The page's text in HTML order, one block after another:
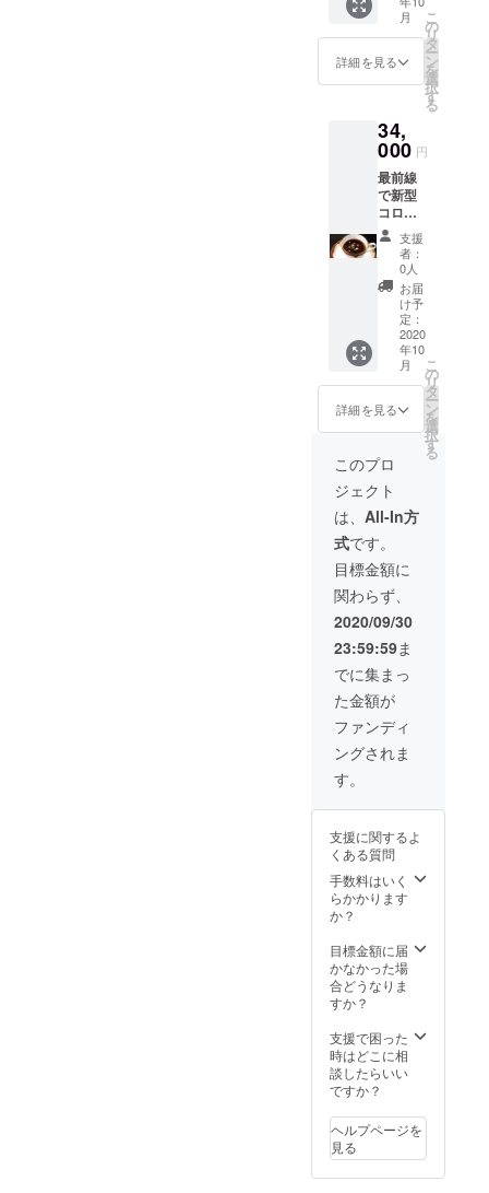
は郵送
させて
す 送
料負担
ん
択して
くださ
コー
ヒーチ
のドリ
ンクに
ご利用
いただ
けます
ただ
し￥430
以上の
ドリン
クは、
￥430と
の差額
分をお
支払い
いただ
※コー
ヒーチ
は郵送
させて
頂きま
す 送
料負担
はござ
いませ
ん
お楽し
みくだ
さい。
※コー
期限は
ござい
ません
※コー
ヒーチ
ケット
は清須
店での
みご利
用いた
だけま
す ※
コー
ヒーチ
ケット
のドリ
ンクに
いただ
けます
ただ
し￥420
ドリン
クは、
￥420と
の差額
分をお
支払い
いただ
きます
※コー
ヒーチ
ケット
は郵送
させて
料負担
はござ
いませ
ん
使用い
ただけ
る￥430
分の
を45枚
ご用意
いたし
まし
た。 バ
リスタ
が一杯
一杯丁
寧に抽
出した
コー
ヒーを
お楽し
みくだ
さい。
※コー
ヒーチ
期限は
ません
※コー
ヒーチ
ケット
は全店
舗共通
ではあ
りませ
で、必
ずご利
用いた
だく店
舗を選
択して
くださ
ヒーチ
ケット
は全て
のドリ
ンクに
ご利用
ただ
し￥430
以上の
￥430と
の差額
分をお
支払い
きます
ヒーチ
ケット
元年金
箔ス
ティッ
クコー
ヒー」
を100本
ます。
■リター
ン：
【珈琲
元年清
須店
コー
ヒーチ
ケット9
枚綴り
×10冊】
珈琲元
年清須
店でご
使用い
ただけ
る￥420
ヒーチ
ケット
を90枚
ご用意
いたし
まし
た。 バ
リスタ
が一杯
一杯丁
寧に抽
出した
コー
ヒーを
お楽し
みくだ
さい。
※コー
の有効
期限は
ござい
ません
※コー
ヒーチ
店での
みご利
用いた
コー
ヒーチ
ケット
は全て
ンクに
ご利用
いただ
けます
月
詳細を見る
こ
の
リ
タ
ー
ン
を
選
択
す
る
34,
000 円
最前線
で新型
コロナ
ウイル
スと闘
う医療
従事者
の方
に、
「珈琲
元年金
箔ス
ティッ
クコー
ヒー」
を100本
寄付し
ます。
■リター
ン：
【珈琲
元年
コー
ヒーチ
ケット9
枚綴り
×10冊】
指定の
珈琲元
年でご
使用い
ただけ
る￥430
分の
ケット
ご用意
いたし
まし
た。 バ
リスタ
一杯丁
寧に抽
出した
コー
お楽し
みくだ
さい。
※コー
ケット
の有効
期限は
ござい
支援
者：
0人
お届
け予
定：
2020
年10
月
詳細を見る
こ
の
リ
タ
ー
ン
を
選
択
す
る
このプロ
ジェクト
は、 All-In方
式です。
目標金額に
関わらず、
2020/09/30
23:59:59ま
でに集まっ
た金額が
ファンディ
ングされま
す。
支援に関するよ
くある質問
手数料はいく
らかかります
か？
目標金額に届
かなかった場
合どうなりま
すか？
支援で困った
時はどこに相
談したらいい
ですか？
ヘルプページを
見る